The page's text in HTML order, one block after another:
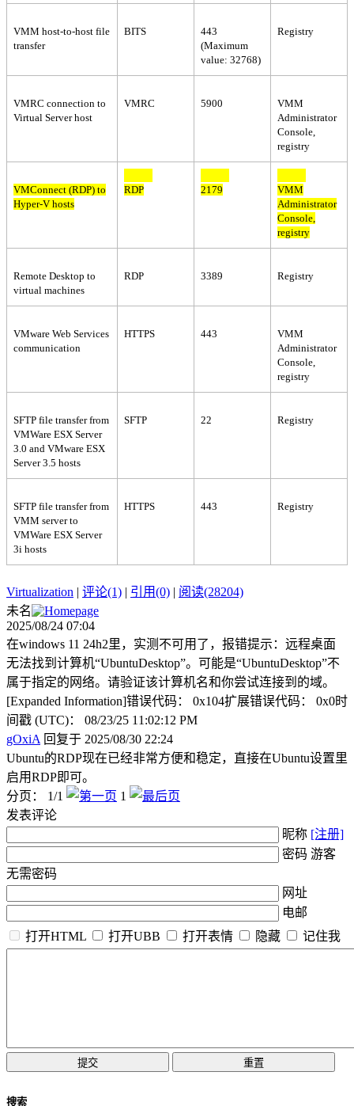
VMM host-to-host file
transfer
BITS
443
(Maximum
value: 32768)
Registry
VMRC connection to
Virtual Server host
VMRC 5900
VMM
Administrator
Console,
registry
VMConnect (RDP) to
Hyper-V hosts
RDP 2179
VMM
Administrator
Console,
registry
Remote Desktop to
virtual machines
RDP 3389 Registry
VMware Web Services
communication
HTTPS 443
VMM
Administrator
Console,
registry
SFTP file transfer from
VMWare ESX Server
3.0 and VMware ESX
Server 3.5 hosts
SFTP 22 Registry
SFTP file transfer from
VMM server to
VMWare ESX Server
3i hosts
HTTPS 443 Registry
Virtualization | 评论(1) | 引用(0) | 阅读(28204)
未名
2025/08/24 07:04
在windows 11 24h2里，实测不可用了，报错提示：远程桌面
无法找到计算机“UbuntuDesktop”。可能是“UbuntuDesktop”不
属于指定的网络。请验证该计算机名和你尝试连接到的域。
[Expanded Information]错误代码： 0x104扩展错误代码： 0x0时
间戳 (UTC)： 08/23/25 11:02:12 PM
gOxiA回复于 2025/08/30 22:24
Ubuntu的RDP现在已经非常方便和稳定，直接在Ubuntu设置里
启用RDP即可。
分页： 1/1
1
发表评论
昵称 [注册]
密码 游客
无需密码
网址
电邮
打开HTML
打开UBB 打开表情 隐藏 记住我
搜索